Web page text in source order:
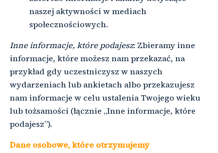
naszej aktywności w mediach
społecznościowych.
Inne informacje, które podajesz: Zbieramy inne
informacje, które możesz nam przekazać, na
przykład gdy uczestniczysz w naszych
wydarzeniach lub ankietach albo przekazujesz
nam informacje w celu ustalenia Twojego wieku
lub tożsamości (łącznie „Inne informacje, które
podajesz”).
Dane osobowe, które otrzymujemy